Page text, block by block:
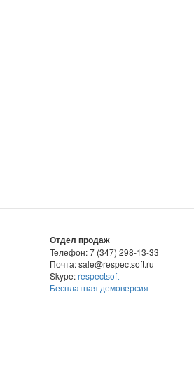
Отдел продаж
Телефон: 7 (347) 298-13-33
Почта: sale@respectsoft.ru
Skype:respectsoft
Бесплатная демоверсия